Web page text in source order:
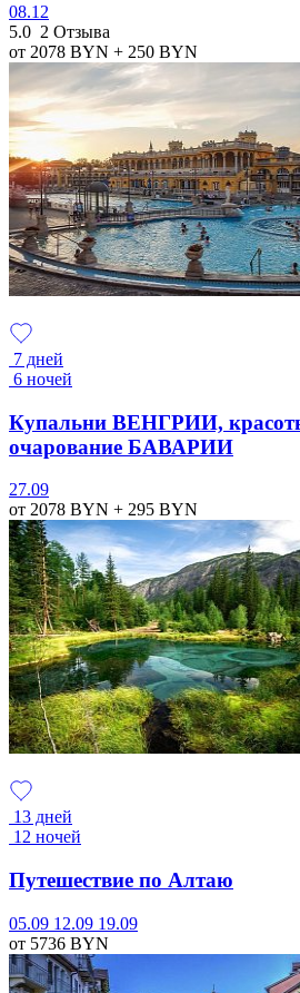
08.12
5.0 2 Отзыва
от 2078 BYN + 250 BYN
7 дней
6 ночей
Купальни ВЕНГРИИ,
очарование БАВАРИИ
27.09
от 2078 BYN + 295 BYN
13 дней
12 ночей
Путешествие по Алтаю
05.09 12.09 19.09
от 5736 BYN